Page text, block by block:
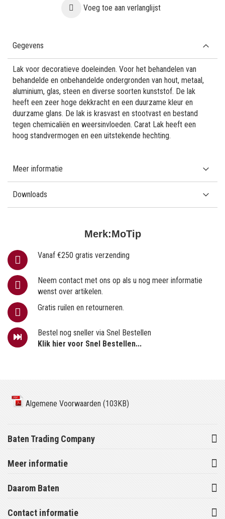
Voeg toe aan verlanglijst
Merk:MoTip
Vanaf €250 gratis verzending
Neem contact met ons op als u nog meer informatie
wenst over artikelen.
Gratis ruilen en retourneren.
Bestel nog sneller via Snel Bestellen
Klik hier voor Snel Bestellen...
Gegevens
Lak voor decoratieve doeleinden. Voor het behandelen van
behandelde en onbehandelde ondergronden van hout, metaal,
aluminium, glas, steen en diverse soorten kunststof. De lak
heeft een zeer hoge dekkracht en een duurzame kleur en
duurzame glans. De lak is krasvast en stootvast en bestand
tegen chemicaliën en weersinvloeden. Carat Lak heeft een
hoog standvermogen en een uitstekende hechting.
Meer informatie
Downloads
Algemene Voorwaarden (103KB)
Baten Trading Company
Meer informatie
Daarom Baten
Contact informatie